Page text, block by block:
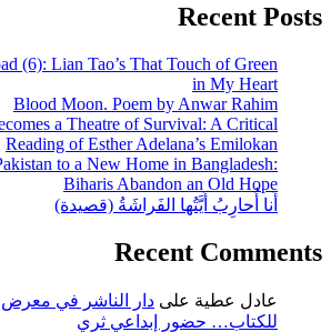
Recent Posts
(6): Lian Tao’s That Touch of Green
in My Heart
Blood Moon. Poem by Anwar Rahim
a Theatre of Survival: A Critical
Reading of Esther Adelana’s Emilokan
to a New Home in Bangladesh:
Biharis Abandon an Old Hope
أَنا أُحارِبُ أَيَّتُها الفَراشَةُ (قصيدة)
Recent Comments
عادل عطية على دار الناشر في معرض
للكتاب… حضور إبداعي ثري